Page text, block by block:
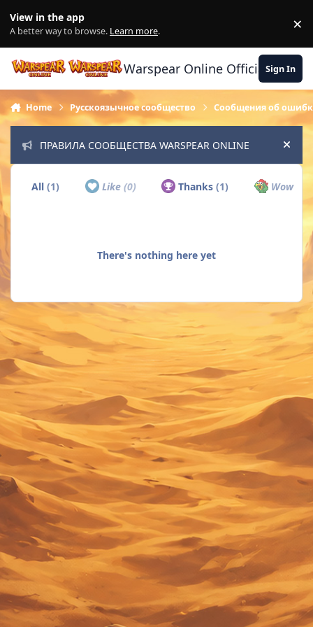
View in the app
A better way to browse. Learn more. ×
Warspear Online Official Forum
Sign In
Home Русскоязычное сообщество Сообщения об
ПРАВИЛА СООБЩЕСТВА WARSPEAR ONLINE Hide
All(1) Like (0) Thanks(1) Wow
There's nothing here yet